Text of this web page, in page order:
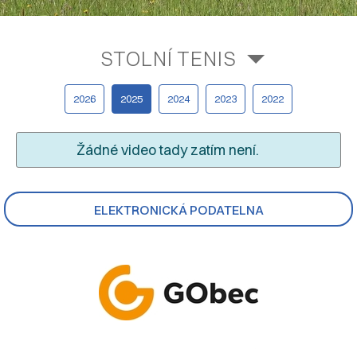
ELEKTRONICKÁ PODATELNA
STOLNÍ TENIS
2026 2025 2024 2023 2022
Žádné video tady zatím není.